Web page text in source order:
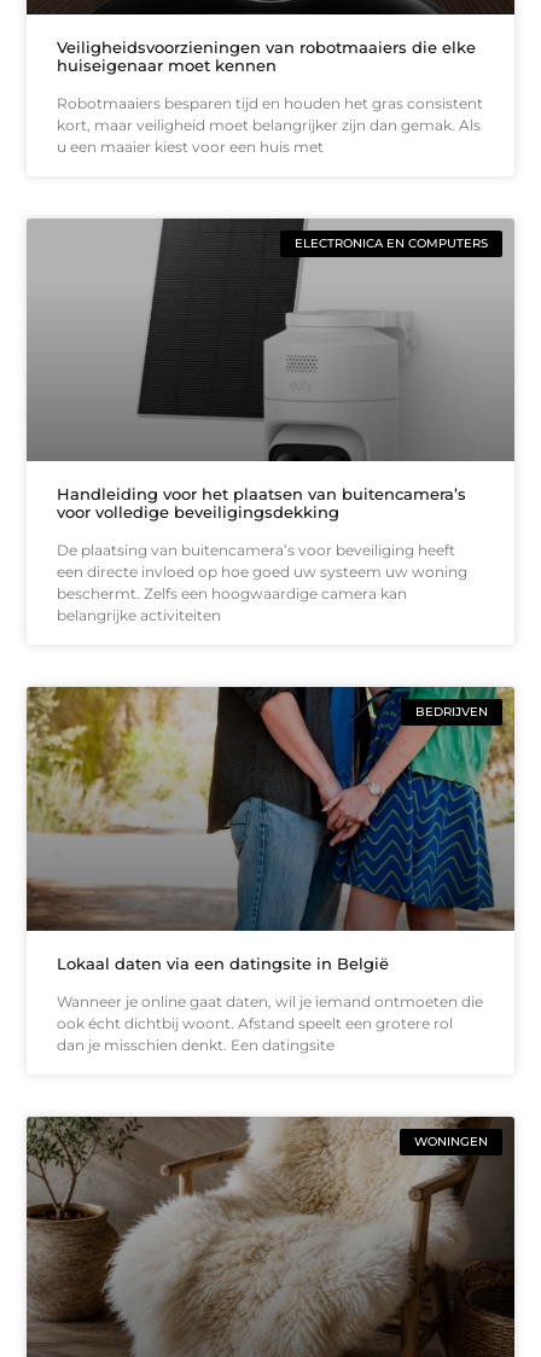
Veiligheidsvoorzieningen van robotmaaiers die elke
huiseigenaar moet kennen
Robotmaaiers besparen tijd en houden het gras consistent
kort, maar veiligheid moet belangrijker zijn dan gemak. Als
u een maaier kiest voor een huis met
ELECTRONICA EN COMPUTERS
Handleiding voor het plaatsen van buitencamera’s
voor volledige beveiligingsdekking
De plaatsing van buitencamera’s voor beveiliging heeft
een directe invloed op hoe goed uw systeem uw woning
beschermt. Zelfs een hoogwaardige camera kan
belangrijke activiteiten
BEDRIJVEN
Lokaal daten via een datingsite in België
Wanneer je online gaat daten, wil je iemand ontmoeten die
ook écht dichtbij woont. Afstand speelt een grotere rol
dan je misschien denkt. Een datingsite
WONINGEN